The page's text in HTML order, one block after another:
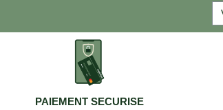
PAIEMENT SECURISE